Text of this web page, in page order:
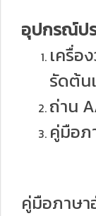
อุปกรณ์ปร
เครื่อ
รัดต้น
ถ่าน
คู่มือภ
คู่มือภาษา